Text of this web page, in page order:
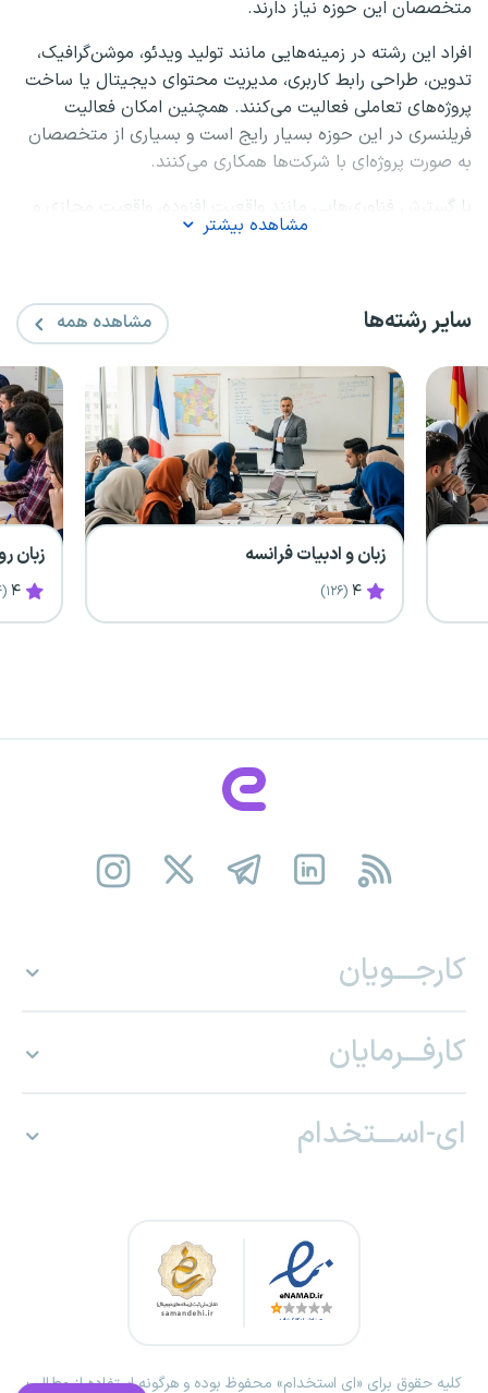
متخصصان این حوزه نیاز دارند.
افراد این رشته در زمینه‌هایی مانند تولید ویدئو، موشن‌گرافیک،
تدوین، طراحی رابط کاربری، مدیریت محتوای دیجیتال یا ساخت
پروژه‌های تعاملی فعالیت می‌کنند. همچنین امکان فعالیت
فریلنسری در این حوزه بسیار رایج است و بسیاری از متخصصان
به صورت پروژه‌ای با شرکت‌ها همکاری می‌کنند.
با گسترش فناوری‌هایی مانند واقعیت افزوده، واقعیت مجازی و
رسانه‌های تعاملی، آینده این رشته به سمت تجربه‌های دیجیتال
برای ورود حرفه‌ای‌تر به بازار کار چندرسانه‌ای، داشتن یک رزومه
استاندارد که مهارت‌ها، نمونه‌کارها و سوابق کاری را به شکل
مناسب معرفی کند اهمیت زیادی دارد. با استفاده از رزومه ساز
هوشمند «ای-استخدام چنین رزومه‌ای را به راحتی تهیه کنید.
مشاهده بیشتر
سایر رشته‌ها مشاهده همه
زبان و ادبیات فرانسه
۴ (۱۲۶)
زبان
۴ (۶۴)
کارجـــویان
کارفـــرمایان
ای-اســـتخدام
کلیه حقوق برای «ای استخدام» محفوظ بوده و هرگونه استفاده از مطالب